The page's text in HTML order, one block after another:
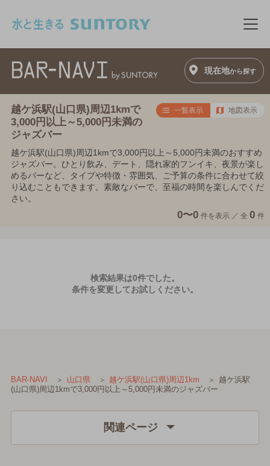
メ
現在地から探す
越ケ浜駅(山口県)周辺1kmで
3,000円以上～5,000円未満の
ジャズバー
一覧表示 地図表示
越ケ浜駅(山口県)周辺1kmで3,000円以上～5,000円未満のおすすめ
ジャズバー。ひとり飲み、デート、隠れ家的フンイキ、夜景が楽し
めるバーなど、タイプや特徴・雰囲気、ご予算の条件に合わせて絞
り込むこともできます。素敵なバーで、至福の時間を楽しんでくだ
さい。
0〜0 件を表示 ／ 全 0 件
検索結果は0件でした。
条件を変更してお試しください。
BAR-NAVI 山口県 越ケ浜駅(山口県)周辺1km
越ケ浜駅
(山口県)周辺1kmで3,000円以上～5,000円未満のジャズバー
関連ページ